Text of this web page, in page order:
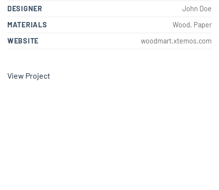
DESIGNER
John Doe
MATERIALS
Wood, Paper
WEBSITE
woodmart.xtemos.com
View Project